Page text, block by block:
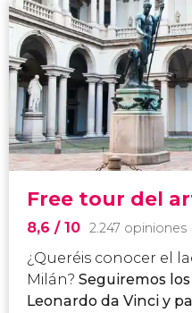
Free tour del
8,6 / 10 2.247 opiniones
¿Queréis conocer el
Milán? Seguiremos
Leonardo da Vinci y